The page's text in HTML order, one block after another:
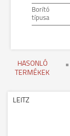
Borító
típusa
HASONLÓ
TERMÉKEK
LEITZ